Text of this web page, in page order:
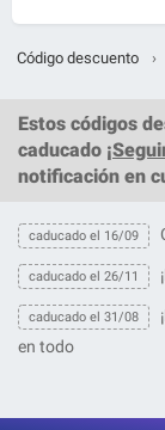
Código descuento ›
Estos códigos
caducado ¡
notificación en
caducado el 16/09
caducado el 26/11
caducado el 31/08
en todo